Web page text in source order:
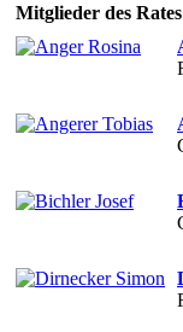
Mitglieder des